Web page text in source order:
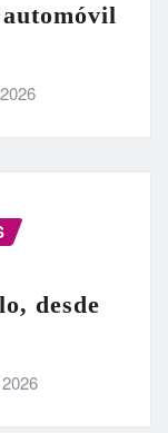
desde